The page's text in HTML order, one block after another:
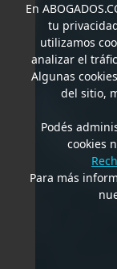
En
tu
utilizamos
analizar el
Algunas
del sitio,
Podés
cookies
Para más